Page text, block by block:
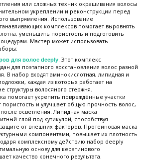
или сложных техник окрашивания волосы
укреплении и реконструкции перед
выпрямления. Использование
комплексов помогает выровнять
уменьшить пористость и подготовить
Мастер может использовать
для волос deeply. Этот комплекс
для поэтапного восстановления волос разной
В набор входят аминокислотная, липидная и
каждая из которых работает на
структуры волосяного стержня.
помогает укрепить повреждённые участки
пористость и улучшает общую прочность волос,
осветления. Липидная маска
слой под кутикулой, способствуя
от внешних факторов. Протеиновая маска
компонентами, повышает их плотность
комплексному действию набор deeply
основу для кератинового
качество конечного результата.